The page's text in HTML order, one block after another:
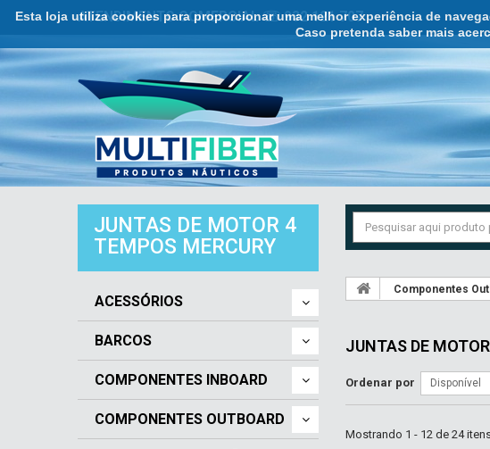
Esta loja utiliza cookies para proporcionar uma melhor experiência de
Caso pretenda saber mais
ATENDIMENTO COMERCIAL ☏ 932 121 707
JUNTAS DE MOTOR 4
TEMPOS MERCURY
ACESSÓRIOS
BARCOS
COMPONENTES INBOARD
COMPONENTES OUTBOARD
Componentes
JUNTAS DE
Ordenar por Disponível
Mostrando 1 - 12 de 24